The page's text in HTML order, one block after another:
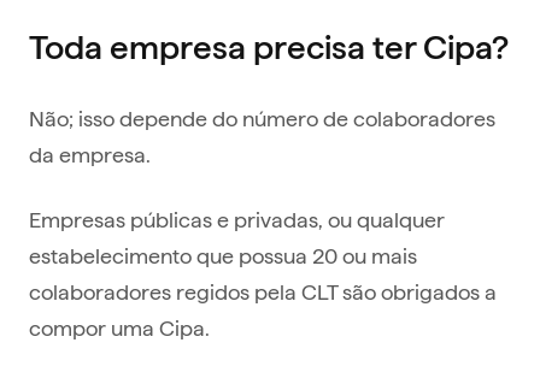
Toda empresa precisa ter Cipa?
Não; isso depende do número de colaboradores
da empresa.
Empresas públicas e privadas, ou qualquer
estabelecimento que possua 20 ou mais
colaboradores regidos pela CLT são obrigados a
compor uma Cipa.